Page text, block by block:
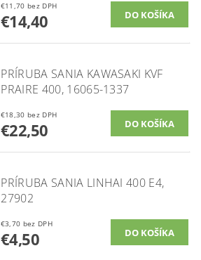
€11,70 bez DPH
€14,40
PRÍRUBA SANIA KAWASAKI KVF
PRAIRE 400, 16065-1337
€18,30 bez DPH
€22,50
PRÍRUBA SANIA LINHAI 400 E4,
27902
€3,70 bez DPH
€4,50